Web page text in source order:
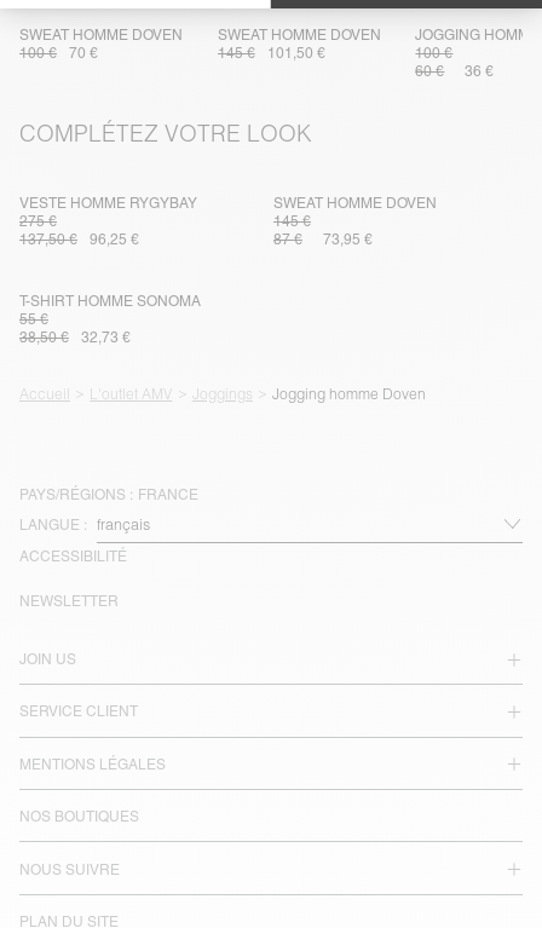
SWEAT HOMME DOVEN
100 €
70 €
SWEAT HOMME DOVEN
145 €
101,50 €
JOGGING
100 €
60 €
36 €
COMPLÉTEZ VOTRE LOOK
VESTE HOMME RYGYBAY
275 €
137,50 €
96,25 €
SWEAT HOMME DOVEN
145 €
87 €
73,95 €
T-SHIRT HOMME SONOMA
55 €
38,50 €
32,73 €
Accueil L'outlet AMV Joggings Jogging homme Doven
PAYS/RÉGIONS : FRANCE
LANGUE :
ACCESSIBILITÉ
JOIN US
SERVICE CLIENT
MENTIONS LÉGALES
NOS BOUTIQUES
NOUS SUIVRE
PLAN DU SITE
NEWSLETTER